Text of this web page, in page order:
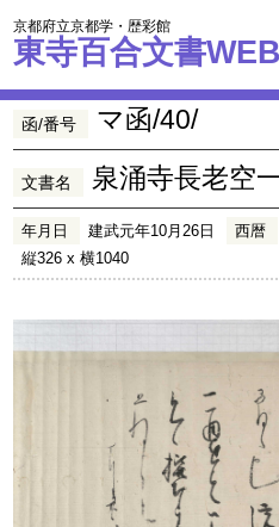
京都府立京都学・歴彩館
東寺百合文書WEB
函/番号 マ函/40/
文書名 泉涌寺長老空
年月日 建武元年10月26日 西暦
縦326 x 横1040